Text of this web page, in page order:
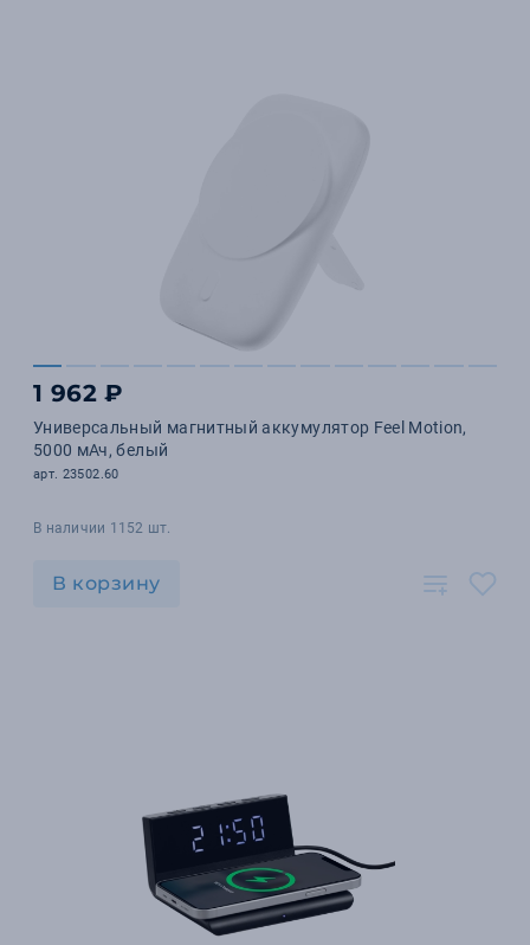
1 962 ₽
Универсальный магнитный аккумулятор Feel Motion,
5000 мАч, белый
арт. 23502.60
В наличии 1152 шт.
В корзину